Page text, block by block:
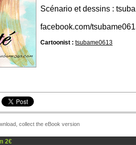
Scénario et dessins :
facebook.com/
Cartoonist : tsubame0613
collect the eBook version
2€